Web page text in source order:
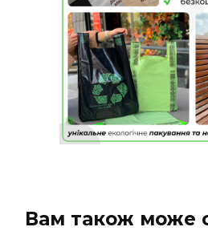
Вам також може